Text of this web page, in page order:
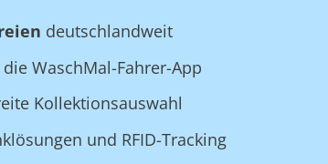
deutschlandweit
WaschMal-Fahrer-App
Kollektionsauswahl
und RFID-Tracking